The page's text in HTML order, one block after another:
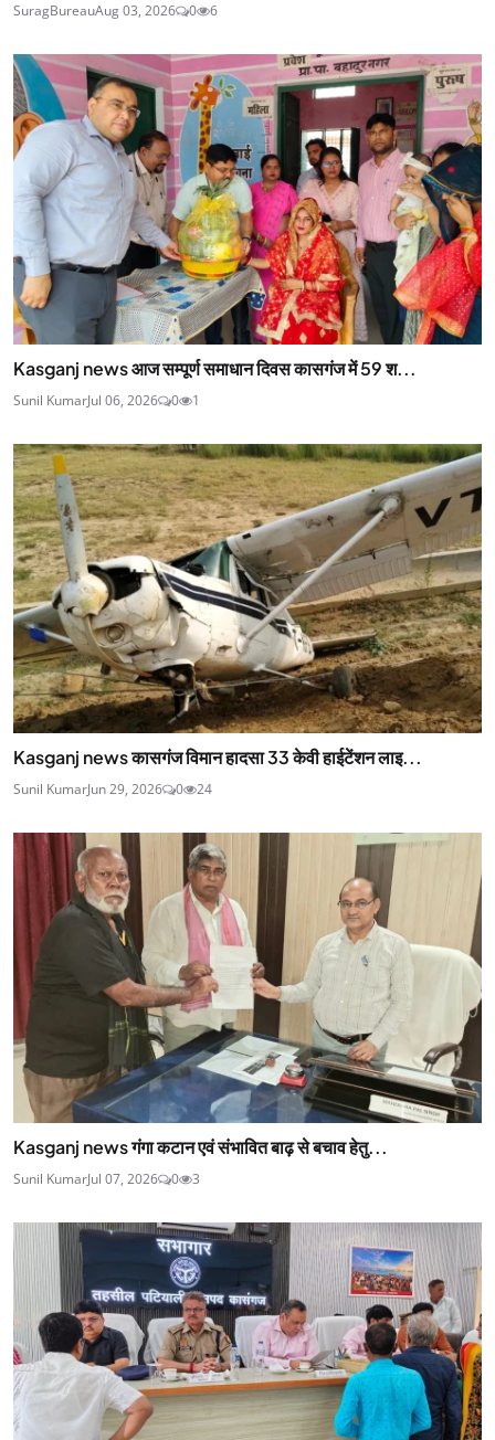
SuragBureauAug 03, 2026 0 6
Kasganj news आज सम्पूर्ण समाधान दिवस कासगंज में 59 श...
Sunil KumarJul 06, 2026 0 1
Kasganj news कासगंज विमान हादसा 33 केवी हाईटेंशन लाइ...
Sunil KumarJun 29, 2026 0 24
Kasganj news गंगा कटान एवं संभावित बाढ़ से बचाव हेतु...
Sunil KumarJul 07, 2026 0 3